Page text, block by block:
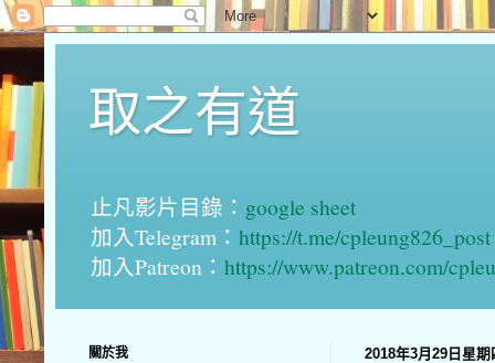
取之有道
止凡影片目錄： google sheet
加入Telegram： https://t.me/cpleung826_post
加入Patreon： https://www.patreon.com/
2018年3月29日星期
關於我